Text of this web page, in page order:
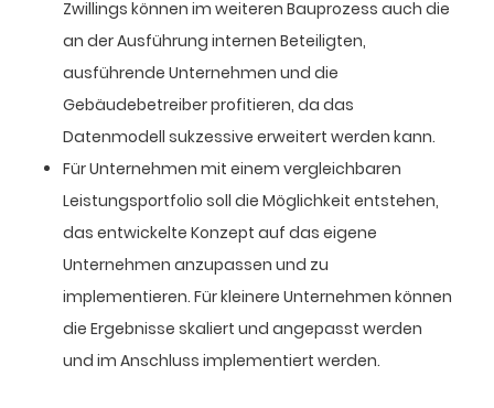
Zwillings können im weiteren Bauprozess auch die
an der Ausführung internen Beteiligten,
ausführende Unternehmen und die
Gebäudebetreiber profitieren, da das
Datenmodell sukzessive erweitert werden kann.
Für Unternehmen mit einem vergleichbaren
Leistungsportfolio soll die Möglichkeit entstehen,
das entwickelte Konzept auf das eigene
Unternehmen anzupassen und zu
implementieren. Für kleinere Unternehmen können
die Ergebnisse skaliert und angepasst werden
und im Anschluss implementiert werden.